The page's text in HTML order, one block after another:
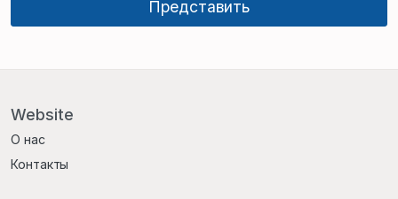
Website
О нас
Контакты